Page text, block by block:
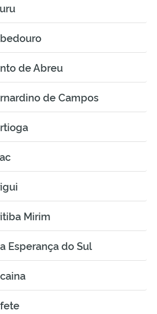
de Abreu
de Campos
Mirim
Esperança do Sul